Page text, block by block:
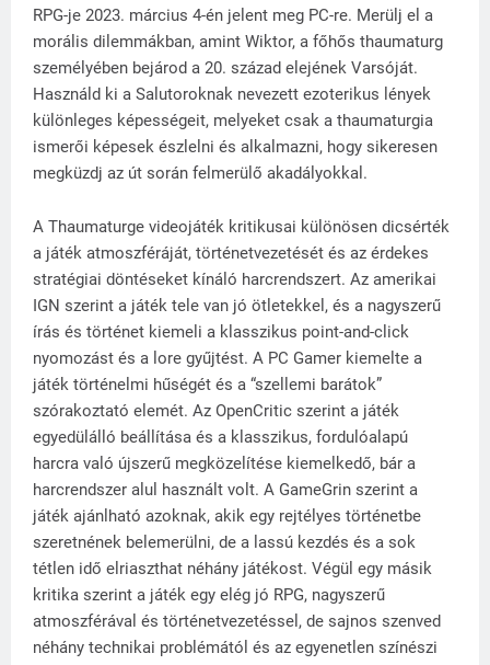
RPG-je 2023. március 4-én jelent meg PC-re. Merülj el a
morális dilemmákban, amint Wiktor, a főhős thaumaturg
személyében bejárod a 20. század elejének Varsóját.
Használd ki a Salutoroknak nevezett ezoterikus lények
különleges képességeit, melyeket csak a thaumaturgia
ismerői képesek észlelni és alkalmazni, hogy sikeresen
megküzdj az út során felmerülő akadályokkal.
A Thaumaturge videojáték kritikusai különösen dicsérték
a játék atmoszféráját, történetvezetését és az érdekes
stratégiai döntéseket kínáló harcrendszert. Az amerikai
IGN szerint a játék tele van jó ötletekkel, és a nagyszerű
írás és történet kiemeli a klasszikus point-and-click
nyomozást és a lore gyűjtést. A PC Gamer kiemelte a
játék történelmi hűségét és a “szellemi barátok”
szórakoztató elemét. Az OpenCritic szerint a játék
egyedülálló beállítása és a klasszikus, fordulóalapú
harcra való újszerű megközelítése kiemelkedő, bár a
harcrendszer alul használt volt. A GameGrin szerint a
játék ajánlható azoknak, akik egy rejtélyes történetbe
szeretnének belemerülni, de a lassú kezdés és a sok
tétlen idő elriaszthat néhány játékost. Végül egy másik
kritika szerint a játék egy elég jó RPG, nagyszerű
atmoszférával és történetvezetéssel, de sajnos szenved
néhány technikai problémától és az egyenetlen színészi